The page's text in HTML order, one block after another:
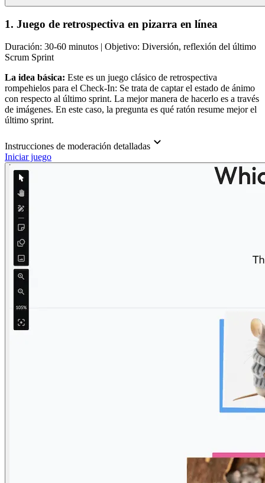
1. Juego de retrospectiva en pizarra en línea
Duración: 30-60 minutos | Objetivo: Diversión, reflexión del último
Scrum Sprint
La idea básica: Este es un juego clásico de retrospectiva
rompehielos para el Check-In: Se trata de captar el estado de ánimo
con respecto al último sprint. La mejor manera de hacerlo es a través
de imágenes. En este caso, la pregunta es qué ratón resume mejor el
último sprint.
Instrucciones de moderación detalladas
Iniciar juego